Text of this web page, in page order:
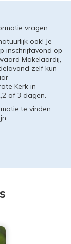
vragen.
ook! Je
inschrijfavond op
Makelaardij,
zelf kun
Kerk in
of 3 dagen.
te vinden